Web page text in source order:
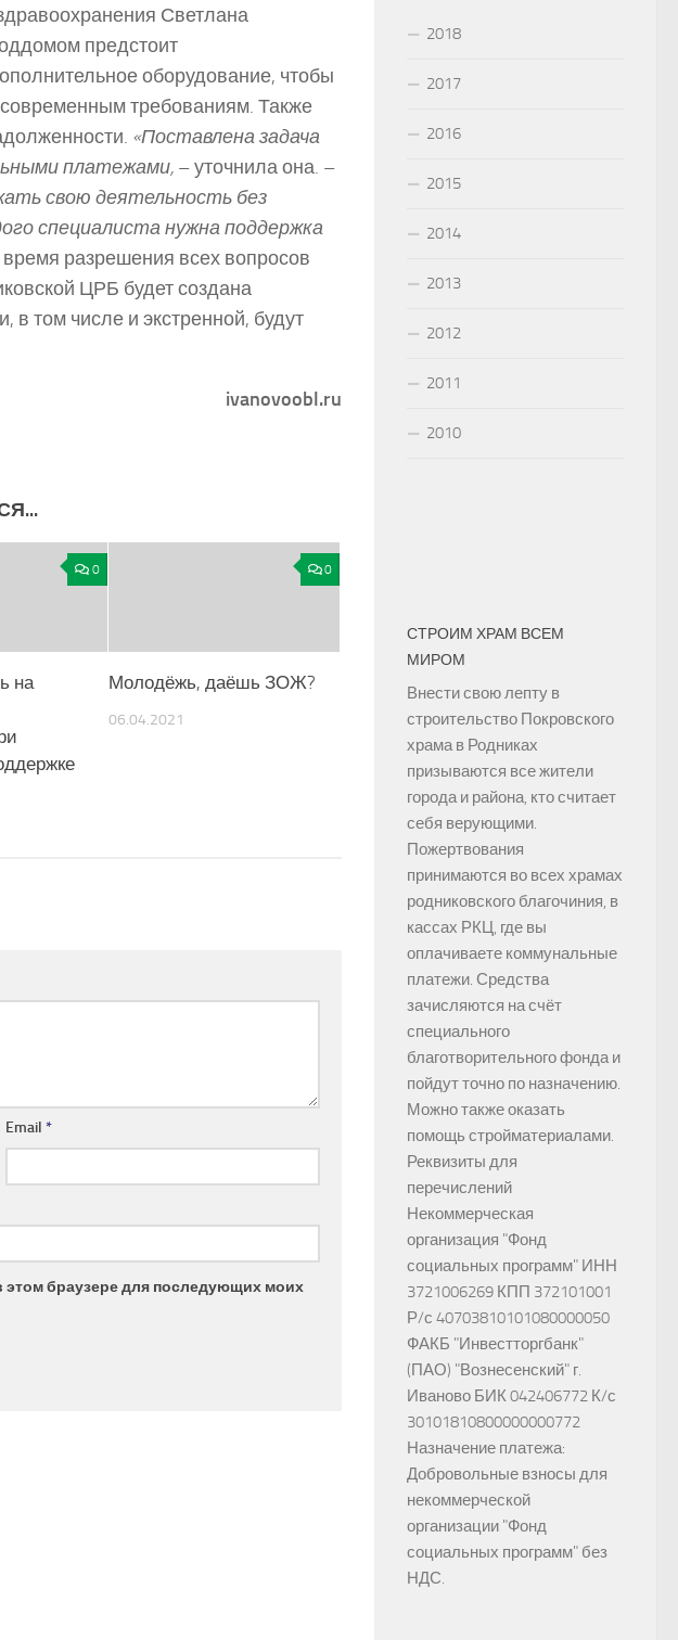
Светлана
предстоит
оборудование, чтобы
требованиям. Также
«Поставлена задача
платежами, – уточнила она. –
свою деятельность без
специалиста нужна поддержка
разрешения всех вопросов
ЦРБ будет создана
в том числе и экстренной, будут
ivanovoobl.ru
0
на
0
Молодёжь, даёшь ЗОЖ?
06.04.2021
Email*
этом браузере для последующих моих
2018
2017
2016
2015
2014
2013
2012
2011
2010
СТРОИМ ХРАМ ВСЕМ
МИРОМ
Внести свою лепту в
строительство Покровского
храма в Родниках
призываются все жители
города и района, кто считает
себя верующими.
Пожертвования
принимаются во всех храмах
родниковского благочиния, в
кассах РКЦ, где вы
оплачиваете коммунальные
платежи. Средства
зачисляются на счёт
специального
благотворительного фонда и
пойдут точно по назначению.
Можно также оказать
помощь стройматериалами.
Реквизиты для
перечислений
Некоммерческая
организация "Фонд
социальных программ" ИНН
3721006269 КПП 372101001
Р/с 40703810101080000050
ФАКБ "Инвестторгбанк"
(ПАО) "Вознесенский" г.
Иваново БИК 042406772 К/с
30101810800000000772
Назначение платежа:
Добровольные взносы для
некоммерческой
организации "Фонд
социальных программ" без
НДС.